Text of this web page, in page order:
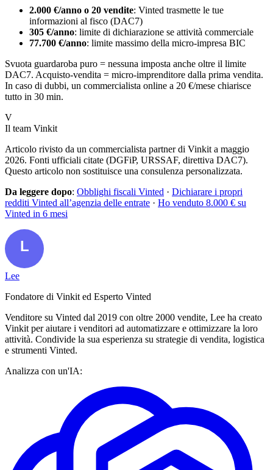
2.000 €/anno o 20 vendite: Vinted trasmette le tue
informazioni al fisco (DAC7)
305 €/anno: limite di dichiarazione se attività commerciale
77.700 €/anno: limite massimo della micro-impresa BIC
Svuota guardaroba puro = nessuna imposta anche oltre il limite
DAC7. Acquisto-vendita = micro-imprenditore dalla prima vendita.
In caso di dubbi, un commercialista online a 20 €/mese chiarisce
tutto in 30 min.
V
Il team Vinkit
Articolo rivisto da un commercialista partner di Vinkit a maggio
2026. Fonti ufficiali citate (DGFiP, URSSAF, direttiva DAC7).
Questo articolo non sostituisce una consulenza personalizzata.
Da leggere dopo: Obblighi fiscali Vinted · Dichiarare i propri
redditi Vinted all’agenzia delle entrate · Ho venduto 8.000 € su
Vinted in 6 mesi
Lee
Fondatore di Vinkit ed Esperto Vinted
Venditore su Vinted dal 2019 con oltre 2000 vendite, Lee ha creato
Vinkit per aiutare i venditori ad automatizzare e ottimizzare la loro
attività. Condivide la sua esperienza su strategie di vendita, logistica
e strumenti Vinted.
Analizza con un'IA: